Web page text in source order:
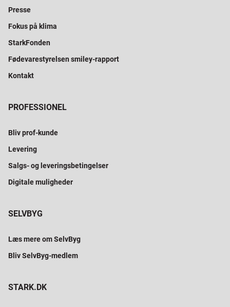
Presse
Fokus på klima
StarkFonden
Fødevarestyrelsen smiley-rapport
Kontakt
PROFESSIONEL
Bliv prof-kunde
Levering
Salgs- og leveringsbetingelser
Digitale muligheder
SELVBYG
Læs mere om SelvByg
Bliv SelvByg-medlem
STARK.DK